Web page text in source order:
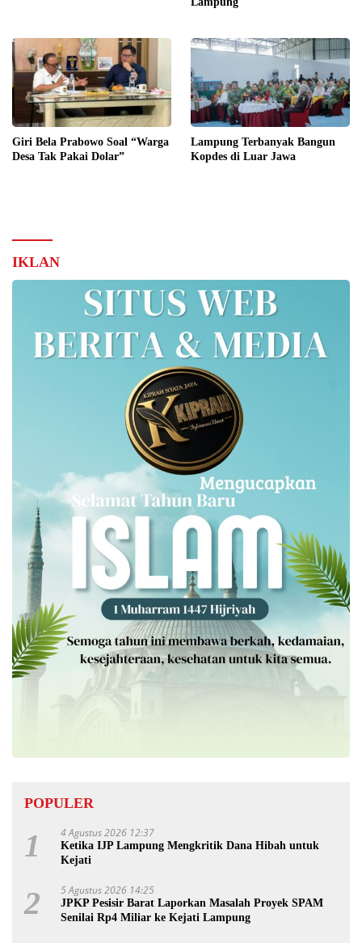
Giri Bela Prabowo Soal “Warga
Desa Tak Pakai Dolar”
Lampung Terbanyak Bangun
Kopdes di Luar Jawa
IKLAN
POPULER
1 4 Agustus 2026 12:37
Ketika IJP Lampung Mengkritik Dana Hibah untuk
Kejati
2 5 Agustus 2026 14:25
JPKP Pesisir Barat Laporkan Masalah Proyek SPAM
Senilai Rp4 Miliar ke Kejati Lampung